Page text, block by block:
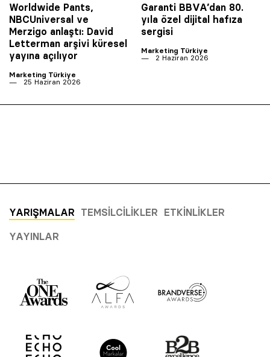
Worldwide Pants,
NBCUniversal ve
Merzigo anlaştı: David
Letterman arşivi küresel
yayına açılıyor
Marketing Türkiye
25 Haziran 2026
Garanti BBVA’dan 80.
yıla özel dijital hafıza
sergisi
Marketing Türkiye
2 Haziran 2026
YARIŞMALAR TEMSILCILIKLER ETKINLIKLER
YAYINLAR